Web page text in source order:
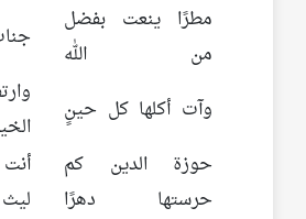
مطرًا ينعت بفضل
من الله
وآت أكلها كل حينٍ
حوزة الدين كم
حرستها دهرًا